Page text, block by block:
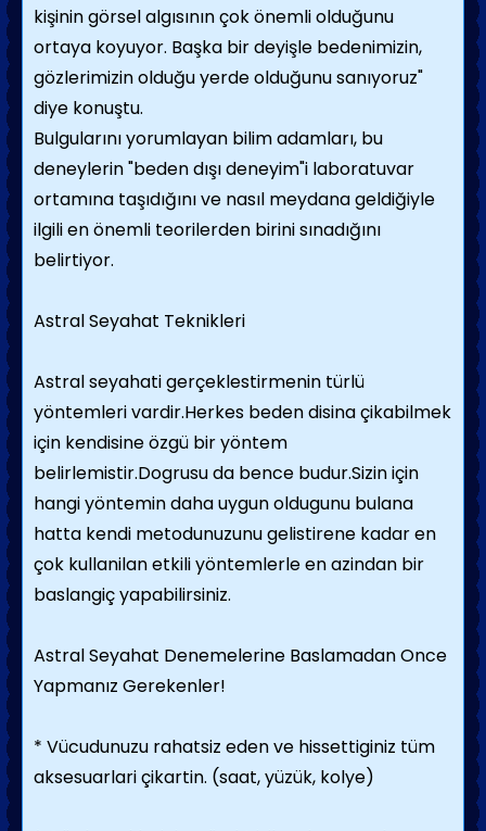
kişinin görsel algısının çok önemli olduğunu
ortaya koyuyor. Başka bir deyişle bedenimizin,
gözlerimizin olduğu yerde olduğunu sanıyoruz"
diye konuştu.
Bulgularını yorumlayan bilim adamları, bu
deneylerin "beden dışı deneyim"i laboratuvar
ortamına taşıdığını ve nasıl meydana geldiğiyle
ilgili en önemli teorilerden birini sınadığını
belirtiyor.
Astral Seyahat Teknikleri
Astral seyahati gerçeklestirmenin türlü
yöntemleri vardir.Herkes beden disina çikabilmek
için kendisine özgü bir yöntem
belirlemistir.Dogrusu da bence budur.Sizin için
hangi yöntemin daha uygun oldugunu bulana
hatta kendi metodunuzunu gelistirene kadar en
çok kullanilan etkili yöntemlerle en azindan bir
baslangiç yapabilirsiniz.
Astral Seyahat Denemelerine Baslamadan Once
Yapmanız Gerekenler!
* Vücudunuzu rahatsiz eden ve hissettiginiz tüm
aksesuarlari çikartin. (saat, yüzük, kolye)